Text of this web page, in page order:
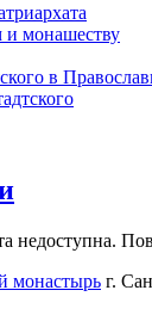
и монашеству
в
недоступна.
монастырь г.